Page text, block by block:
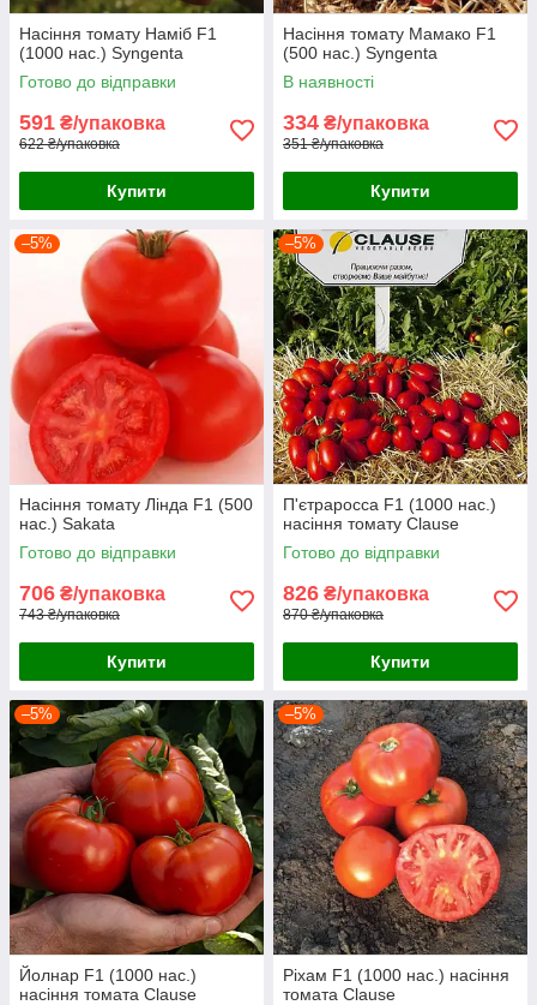
Насіння томату Наміб F1
(1000 нас.) Syngenta
Готово до відправки
591 ₴/упаковка
622 ₴/упаковка
Купити
Насіння томату Мамако F1
(500 нас.) Syngenta
В наявності
334 ₴/упаковка
351 ₴/упаковка
Купити
–5%
Насіння томату Лінда F1 (500
нас.) Sakata
Готово до відправки
706 ₴/упаковка
743 ₴/упаковка
Купити
–5%
П'єтраросса F1 (1000 нас.)
насіння томату Clause
Готово до відправки
826 ₴/упаковка
870 ₴/упаковка
Купити
–5%
Йолнар F1 (1000 нас.)
насіння томата Clause
–5%
Ріхам F1 (1000 нас.) насіння
томата Clause